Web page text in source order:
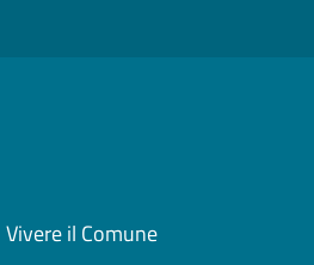
Vivere il Comune